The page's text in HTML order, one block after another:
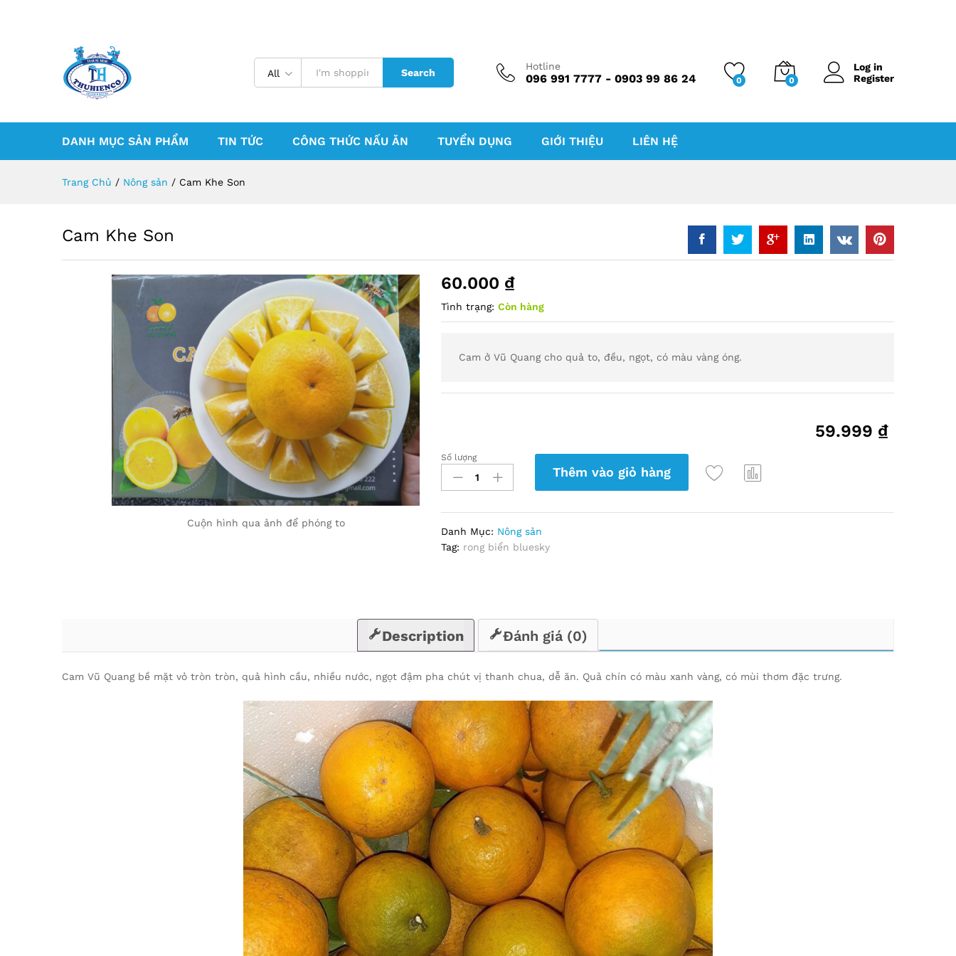
All Search
Hotline
096 991 7777 - 0903 99 86 24 0 0
Log in
Register
DANH MỤC SẢN PHẨM TIN TỨC CÔNG THỨC NẤU ĂN TUYỂN DỤNG GIỚI THIỆU LIÊN HỆ
Trang Chủ / Nông sản / Cam Khe Son
Cam Khe Son
Cuộn hình qua ảnh để phóng to
60.000 ₫
Tình trạng: Còn hàng
Cam ở Vũ Quang cho quả to, đều, ngọt, có màu vàng óng.
59.999 ₫
Cam
Khe
Son
Số lượng
Thêm vào giỏ hàng
Danh Mục: Nông sản
Tag: rong biển bluesky
Description Đánh giá (0)
Cam Vũ Quang bề mặt vỏ tròn tròn, quả hình cầu, nhiều nước, ngọt đậm pha chút vị thanh chua, dễ ăn. Quả chín có màu xanh vàng, có mùi thơm đặc trưng.